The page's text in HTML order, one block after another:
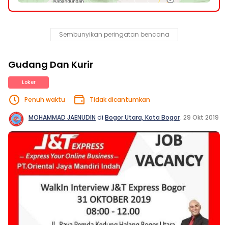
Sembunyikan peringatan bencana
Gudang Dan Kurir
Loker
Penuh waktu Tidak dicantumkan
MOHAMMAD JAENUDIN di Bogor Utara, Kota Bogor. 29 Okt 2019